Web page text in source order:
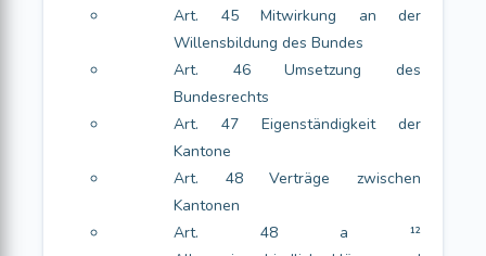
Art. 45 Mitwirkung an der
Willensbildung des Bundes
Art. 46 Umsetzung des
Bundesrechts
Art. 47 Eigenständigkeit der
Kantone
Art. 48 Verträge zwischen
Kantonen
Art. 48 a ¹²